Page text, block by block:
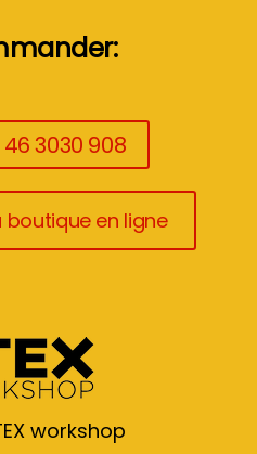
3030 908
boutique en ligne
workshop